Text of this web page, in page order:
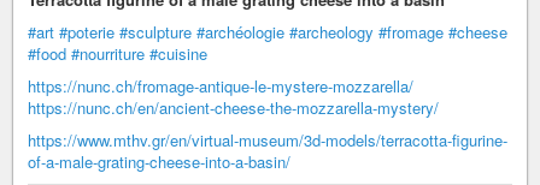
#art #poterie #sculpture #archéologie #archeology #fromage #cheese
#food #nourriture #cuisine
https://nunc.ch/fromage-antique-le-mystere-mozzarella/
https://nunc.ch/en/ancient-cheese-the-mozzarella-mystery/
https://www.mthv.gr/en/virtual-museum/3d-models/terracotta-figurine-
of-a-male-grating-cheese-into-a-basin/